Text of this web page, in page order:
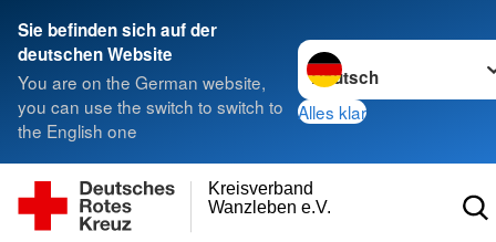
Sie befinden sich auf der
deutschen Website
You are on the German website,
you can use the switch to switch to
the English one
Sprache wechseln zu
Alles klar
Wanzleben e.V.
Kreisverband